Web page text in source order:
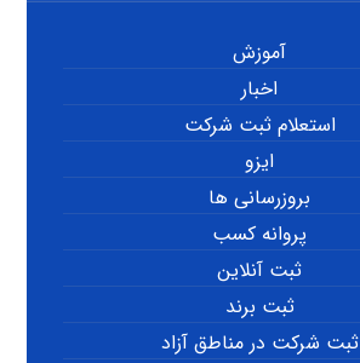
آموزش
اخبار
استعلام ثبت شرکت
ایزو
بروزرسانی ها
پروانه کسب
ثبت آنلاین
ثبت برند
ثبت شرکت در مناطق آزاد